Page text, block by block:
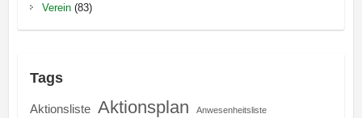
Verein(83)
Tags
Aktionsliste Aktionsplan Anwesenheitsliste